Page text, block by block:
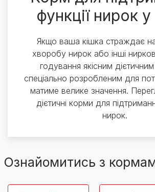
функції нирок у
Якщо ваша кішка страждає
хворобу нирок або інші
годування якісним
спеціально розробленим для
матиме велике значення.
дієтичні корми для
нирок.
Ознайомитись з